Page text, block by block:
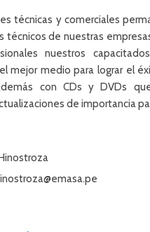
técnicas y comerciales
técnicos de nuestras
nuestros
mejor medio para lograr el
con CDs y DVDs
de importancia